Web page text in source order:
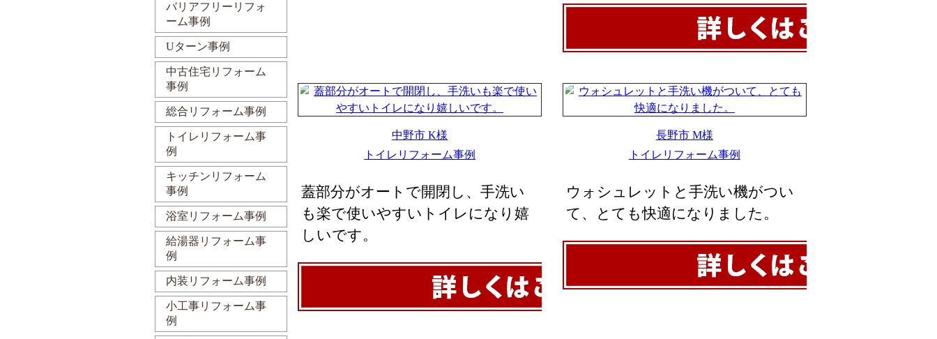
中野市 K様
トイレリフォーム事例
蓋部分がオートで開閉し、手洗い
も楽で使いやすいトイレになり嬉
しいです。
長野市 M様
トイレリフォーム事例
ウォシュレットと手洗い機がつい
て、とても快適になりました。
バリアフリーリフォ
ーム事例
Uターン事例
中古住宅リフォーム
事例
総合リフォーム事例
トイレリフォーム事
例
キッチンリフォーム
事例
浴室リフォーム事例
給湯器リフォーム事
例
内装リフォーム事例
小工事リフォーム事
例